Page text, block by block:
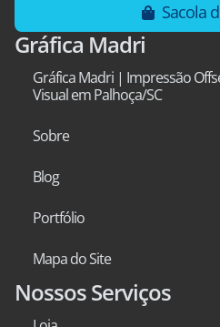
Sacola
Gráfica Madri
Gráfica Madri | Impressão
Visual em Palhoça/SC
Sobre
Blog
Portfólio
Mapa do Site
Nossos Serviços